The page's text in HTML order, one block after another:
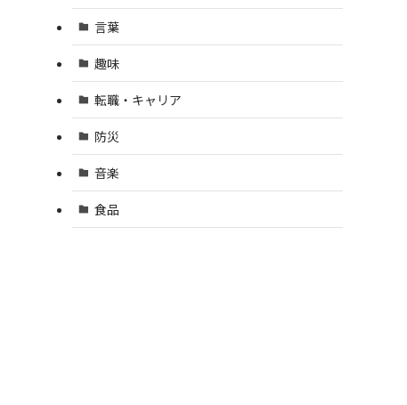
言葉
趣味
転職・キャリア
防災
音楽
食品